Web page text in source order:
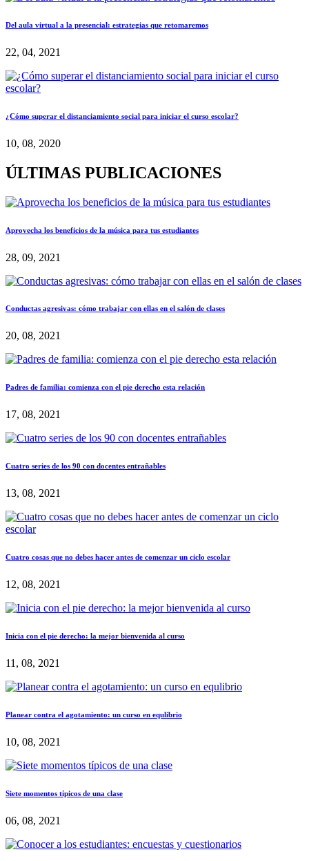
Del aula virtual a la presencial: estrategias que retomaremos
22, 04, 2021
¿Cómo superar el distanciamiento social para iniciar el curso escolar?
10, 08, 2020
ÚLTIMAS PUBLICACIONES
Aprovecha los beneficios de la música para tus estudiantes
28, 09, 2021
Conductas agresivas: cómo trabajar con ellas en el salón de clases
20, 08, 2021
Padres de familia: comienza con el pie derecho esta relación
17, 08, 2021
Cuatro series de los 90 con docentes entrañables
13, 08, 2021
Cuatro cosas que no debes hacer antes de comenzar un ciclo escolar
12, 08, 2021
Inicia con el pie derecho: la mejor bienvenida al curso
11, 08, 2021
Planear contra el agotamiento: un curso en equlibrio
10, 08, 2021
Siete momentos típicos de una clase
06, 08, 2021